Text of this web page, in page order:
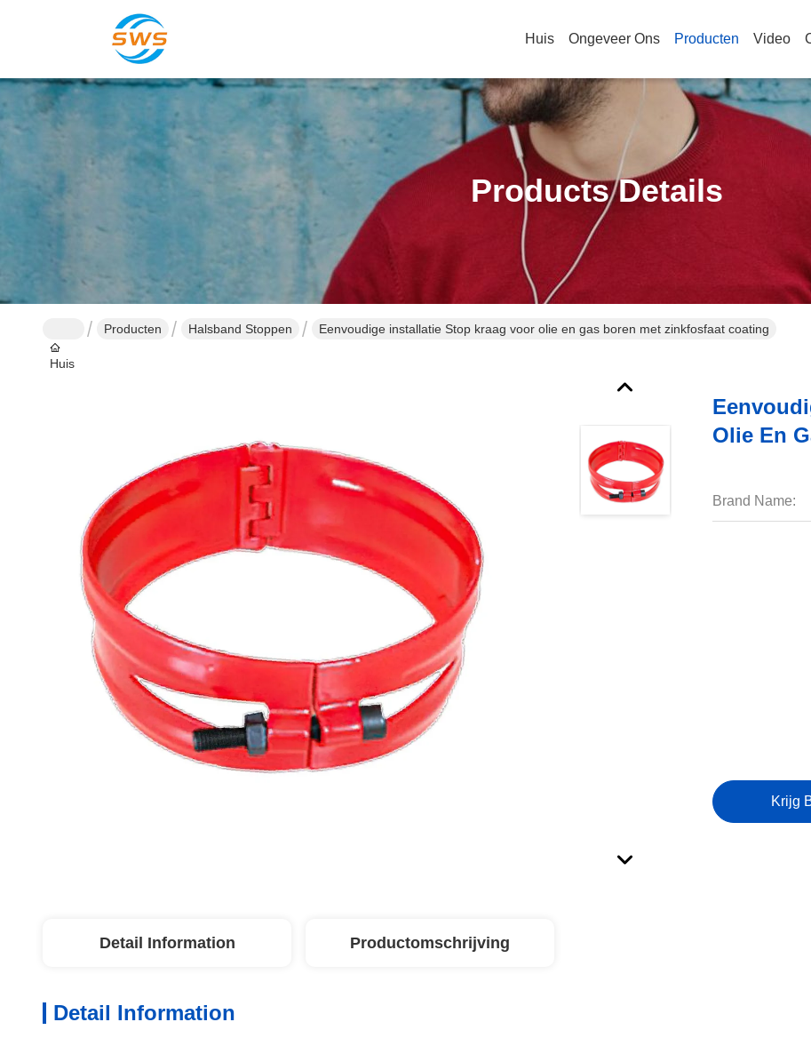
Huis Ongeveer Ons Producten Video
Products Details
Huis
Producten Halsband Stoppen Eenvoudige installatie Stop kraag voor olie en gas boren met zinkfosfaat coating
Olie En
Brand Name:
Krijg
Detail Information Productomschrijving
Detail Information